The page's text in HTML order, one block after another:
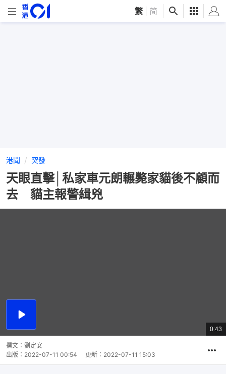
繁 简
港聞 突發
天眼直擊│私家車元朗輾斃家貓後不顧而
去 貓主報警緝兇
播
總
共
0:43
撰文： 劉定安
出版： 2022-07-11 00:54 更新： 2022-07-11 15:03